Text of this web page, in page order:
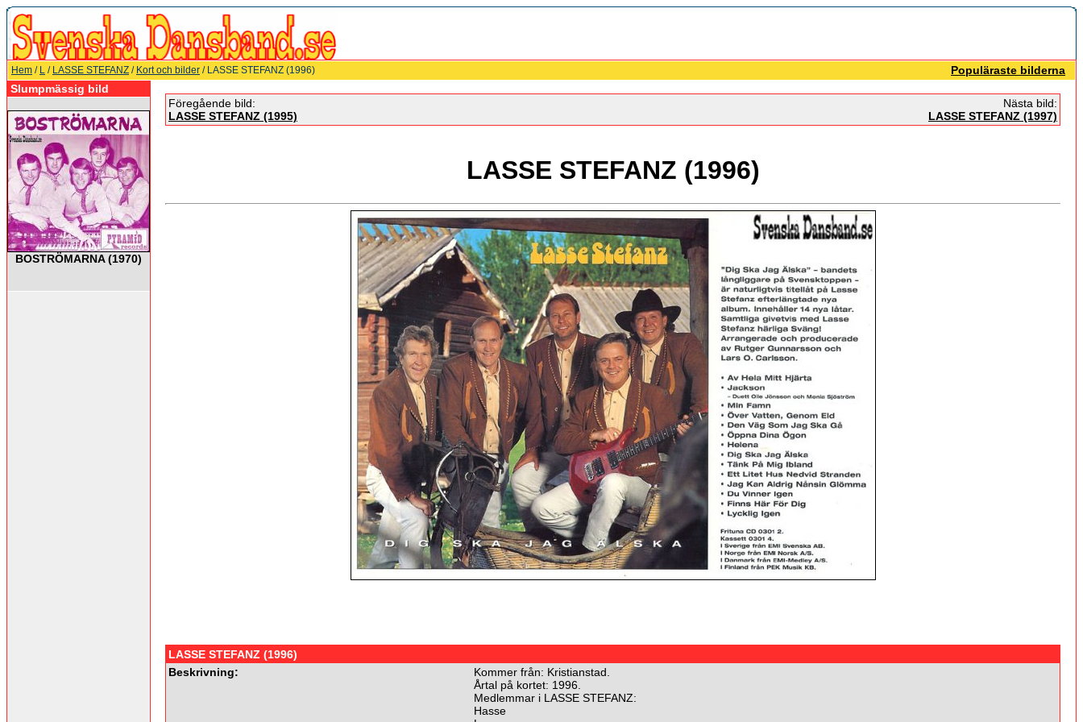
Hem / L / LASSE STEFANZ / Kort och bilder / LASSE STEFANZ (1996)
Populäraste bilderna
Slumpmässig bild
BOSTRÖMARNA (1970)
Föregående bild:
LASSE STEFANZ (1995)
Nästa bild:
LASSE STEFANZ (1997)
LASSE STEFANZ (1996)
LASSE STEFANZ (1996)
Beskrivning:
Kommer från: Kristianstad.
Årtal på kortet: 1996.
Medlemmar i LASSE STEFANZ:
Hasse